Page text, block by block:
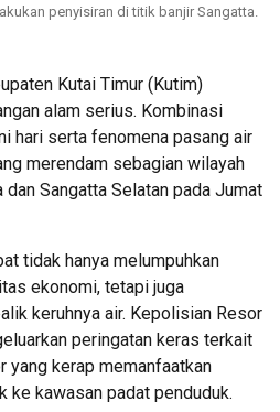
penyisiran di titik banjir Sangatta.
Kutai Timur (Kutim)
alam serius. Kombinasi
hari serta fenomena pasang air
merendam sebagian wilayah
dan Sangatta Selatan pada Jumat
tidak hanya melumpuhkan
ekonomi, tetapi juga
keruhnya air. Kepolisian Resor
peringatan keras terkait
yang kerap memanfaatkan
ke kawasan padat penduduk.